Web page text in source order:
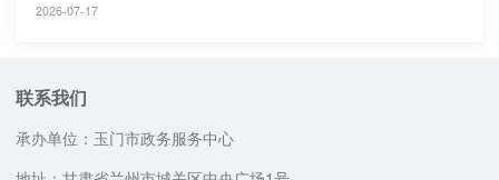
2026-07-17
联系我们
承办单位：玉门市政务服务中心